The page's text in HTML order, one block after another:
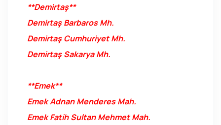
**Demirtaş**
Demirtaş Barbaros Mh.
Demirtaş Cumhuriyet Mh.
Demirtaş Sakarya Mh.
**Emek**
Emek Adnan Menderes Mah.
Emek Fatih Sultan Mehmet Mah.